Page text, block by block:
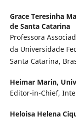
Grace Teresinha
de Santa Catarina
Professora
da Universidade
Santa Catarina,
Heimar Marin,
Editor-in-Chief,
Heloisa Helena